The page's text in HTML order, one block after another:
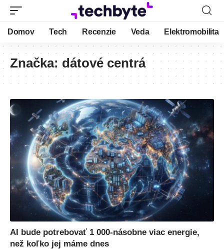
Domov Tech Recenzie Veda Elektromobilita
Značka: dátové centrá
AI bude potrebovať 1 000-násobne viac energie,
než koľko jej máme dnes